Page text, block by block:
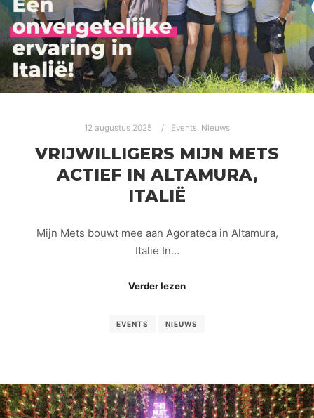
12 augustus 2025 Events, Nieuws
VRIJWILLIGERS MIJN METS
ACTIEF IN ALTAMURA,
ITALIË
Mijn Mets bouwt mee aan Agorateca in Altamura,
Italie In…
Verder lezen
EVENTS NIEUWS